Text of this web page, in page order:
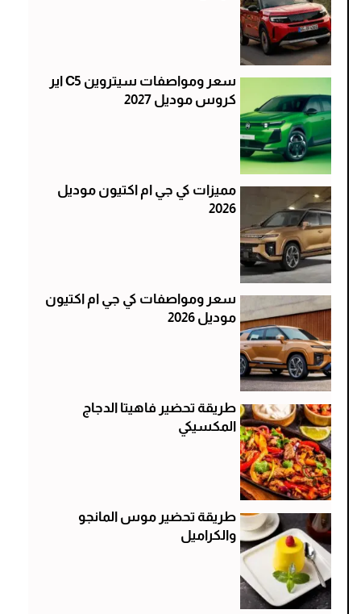
سعر ومواصفات سيتروين C5 اير
كروس موديل 2027
مميزات كي جي ام اكتيون موديل
2026
سعر ومواصفات كي جي ام اكتيون
موديل 2026
طريقة تحضير فاهيتا الدجاج
المكسيكي
طريقة تحضير موس المانجو
والكراميل